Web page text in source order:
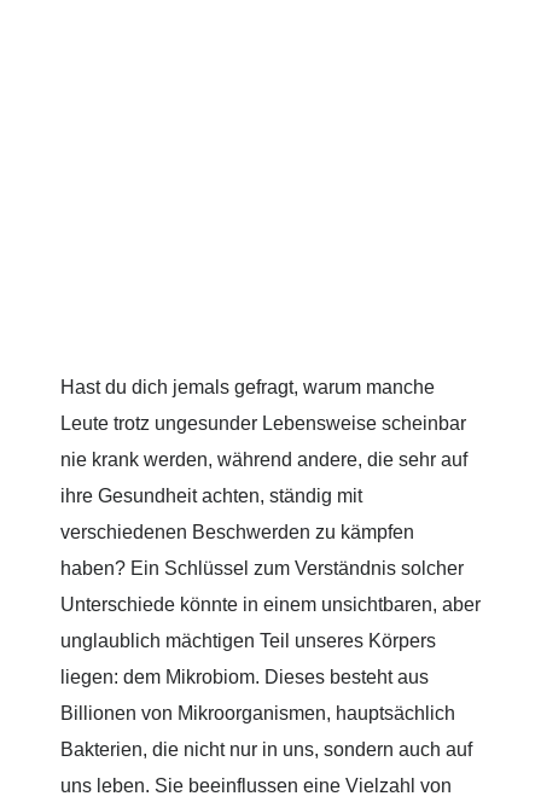
Hast du dich jemals gefragt, warum manche
Leute trotz ungesunder Lebensweise scheinbar
nie krank werden, während andere, die sehr auf
ihre Gesundheit achten, ständig mit
verschiedenen Beschwerden zu kämpfen
haben? Ein Schlüssel zum Verständnis solcher
Unterschiede könnte in einem unsichtbaren, aber
unglaublich mächtigen Teil unseres Körpers
liegen: dem Mikrobiom. Dieses besteht aus
Billionen von Mikroorganismen, hauptsächlich
Bakterien, die nicht nur in uns, sondern auch auf
uns leben. Sie beeinflussen eine Vielzahl von